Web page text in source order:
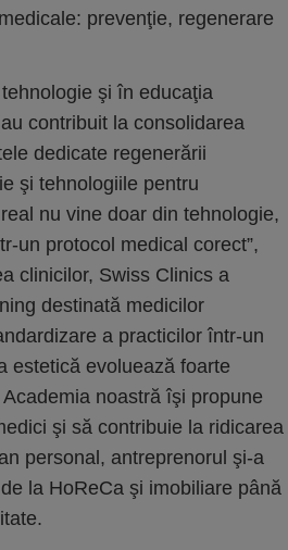
prevenţie, regenerare
şi în educaţia
contribuit la consolidarea
dedicate regenerării
şi tehnologiile pentru
nu vine doar din tehnologie,
un protocol medical corect”,
clinicilor, Swiss Clinics a
destinată medicilor
a practicilor într-un
estetică evoluează foarte
noastră îşi propune
şi să contribuie la ridicarea
personal, antreprenorul şi-a
la HoReCa şi imobiliare până